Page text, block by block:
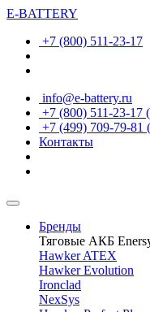
E-BATTERY
+7 (800) 511-23-17
info@e-battery.ru
+7 (800) 511-23-17
+7 (499) 709-79-81
Контакты
Бренды
Тяговые АКБ
Hawker ATEX
Hawker Evolution
Ironclad
NexSys